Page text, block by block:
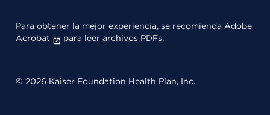
Para obtener la mejor experiencia, se recomienda Adobe
Acrobat
para leer archivos PDFs.
© 2026 Kaiser Foundation Health Plan, Inc.